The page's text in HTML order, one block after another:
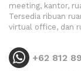
meeting, kantor,
Tersedia ribuan
virtual office, dan
+62 812